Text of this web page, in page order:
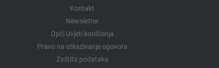
Kontakt
Newsletter
Opći Uvjeti korištenja
Pravo na otkazivanje ugovora
Zaštita podataka